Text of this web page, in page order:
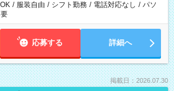
/ 服装自由 / シフト勤務 / 電話対応なし / パソ
応募する 詳細へ
掲載日：2026.07.30